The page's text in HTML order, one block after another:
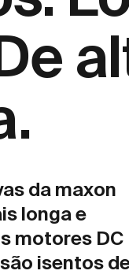
da maxon
longa e
motores DC
isentos